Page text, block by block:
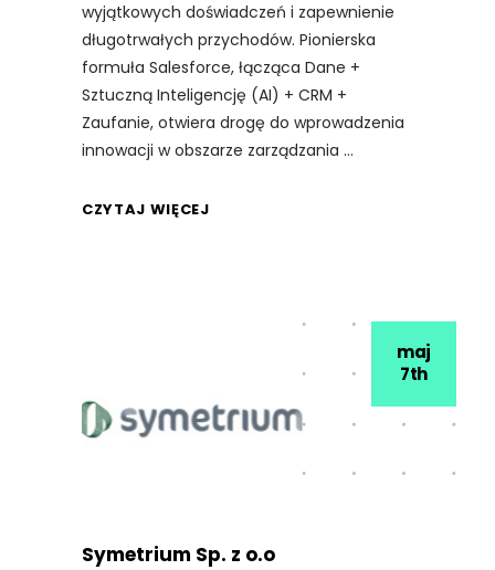
wyjątkowych doświadczeń i zapewnienie
długotrwałych przychodów. Pionierska
formuła Salesforce, łącząca Dane +
Sztuczną Inteligencję (AI) + CRM +
Zaufanie, otwiera drogę do wprowadzenia
innowacji w obszarze zarządzania
CZYTAJ WIĘCEJ
maj
7th
Symetrium Sp. z o.o